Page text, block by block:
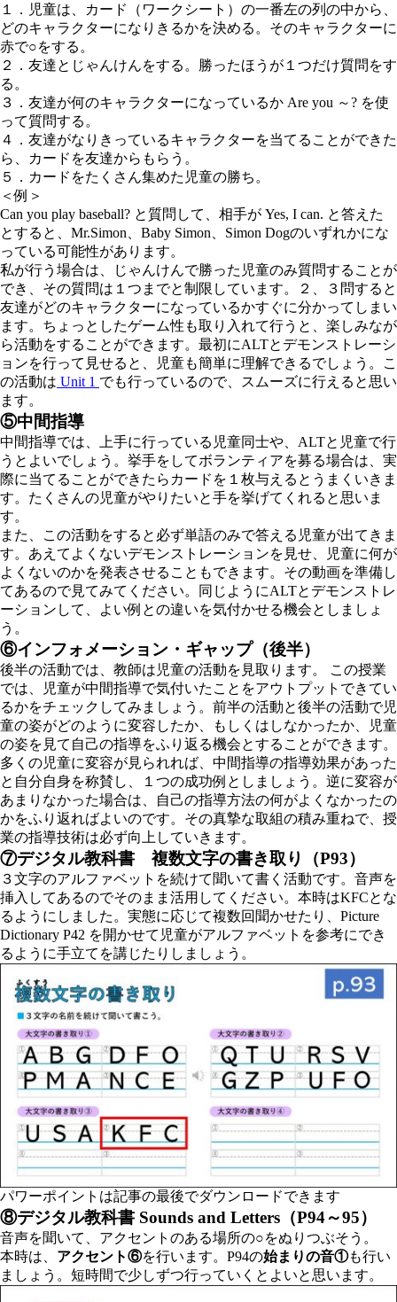
１．児童は、カード（ワークシート）の一番左の列の中から、
どのキャラクターになりきるかを決める。そのキャラクターに
赤で○をする。
２．友達とじゃんけんをする。勝ったほうが１つだけ質問をす
る。
３．友達が何のキャラクターになっているか Are you ～? を使
って質問する。
４．友達がなりきっているキャラクターを当てることができた
ら、カードを友達からもらう。
５．カードをたくさん集めた児童の勝ち。
＜例＞
Can you play baseball? と質問して、相手が Yes, I can. と答えた
とすると、Mr.Simon、Baby Simon、Simon Dogのいずれかにな
っている可能性があります。
私が行う場合は、じゃんけんで勝った児童のみ質問することが
でき、その質問は１つまでと制限しています。２、３問すると
友達がどのキャラクターになっているかすぐに分かってしまい
ます。ちょっとしたゲーム性も取り入れて行うと、楽しみなが
ら活動をすることができます。最初にALTとデモンストレーシ
ョンを行って見せると、児童も簡単に理解できるでしょう。こ
の活動は Unit 1 でも行っているので、スムーズに行えると思い
ます。
⑤中間指導
中間指導では、上手に行っている児童同士や、ALTと児童で行
うとよいでしょう。挙手をしてボランティアを募る場合は、実
際に当てることができたらカードを１枚与えるとうまくいきま
す。たくさんの児童がやりたいと手を挙げてくれると思いま
す。
また、この活動をすると必ず単語のみで答える児童が出てきま
す。あえてよくないデモンストレーションを見せ、児童に何が
よくないのかを発表させることもできます。その動画を準備し
てあるので見てみてください。同じようにALTとデモンストレ
ーションして、よい例との違いを気付かせる機会としましょ
う。
⑥インフォメーション・ギャップ（後半）
後半の活動では、教師は児童の活動を見取ります。 この授業
では、児童が中間指導で気付いたことをアウトプットできてい
るかをチェックしてみましょう。前半の活動と後半の活動で児
童の姿がどのように変容したか、もしくはしなかったか、児童
の姿を見て自己の指導をふり返る機会とすることができます。
多くの児童に変容が見られれば、中間指導の指導効果があった
と自分自身を称賛し、１つの成功例としましょう。逆に変容が
あまりなかった場合は、自己の指導方法の何がよくなかったの
かをふり返ればよいのです。その真摯な取組の積み重ねで、授
業の指導技術は必ず向上していきます。
⑦デジタル教科書 複数文字の書き取り（P93）
３文字のアルファベットを続けて聞いて書く活動です。音声を
挿入してあるのでそのまま活用してください。本時はKFCとな
るようにしました。実態に応じて複数回聞かせたり、Picture
Dictionary P42 を開かせて児童がアルファベットを参考にでき
るように手立てを講じたりしましょう。
パワーポイントは記事の最後でダウンロードできます
⑧デジタル教科書 Sounds and Letters（P94～95）
音声を聞いて、アクセントのある場所の○をぬりつぶそう。
本時は、 アクセント⑥を行います。P94の始まりの音①も行い
ましょう。短時間で少しずつ行っていくとよいと思います。